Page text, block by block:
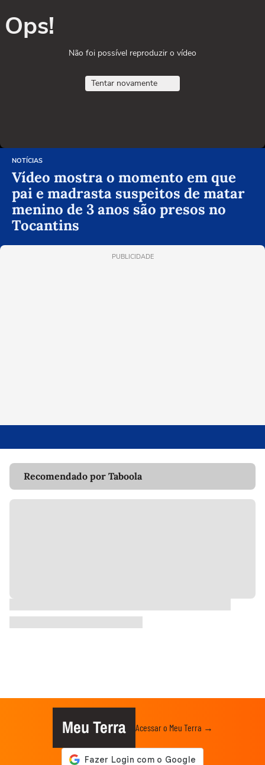
Ops!
Não foi possível reproduzir o vídeo
Tentar novamente
NOTÍCIAS
Vídeo mostra o momento em que
pai e madrasta suspeitos de matar
menino de 3 anos são presos no
Tocantins
PUBLICIDADE
Recomendado por Taboola
Meu Terra Acessar o Meu Terra →